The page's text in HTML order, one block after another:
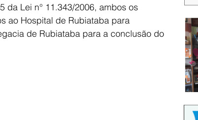
da Lei n° 11.343/2006, ambos os
ao Hospital de Rubiataba para
de Rubiataba para a conclusão do